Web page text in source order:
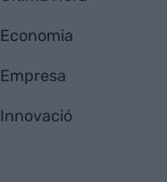
Economia
Empresa
Innovació